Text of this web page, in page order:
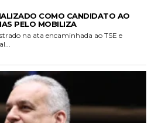
COMO CANDIDATO AO
PELO MOBILIZA
na ata encaminhada ao TSE e